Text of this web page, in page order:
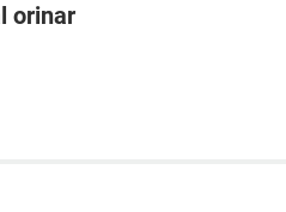
orinar